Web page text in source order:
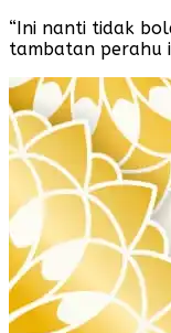
“Ini nanti tidak
tambatan perahu